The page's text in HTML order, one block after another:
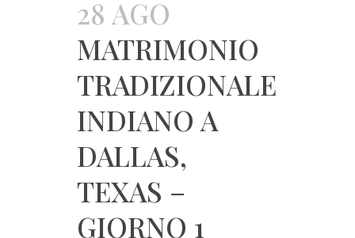
28 AGO
MATRIMONIO
TRADIZIONALE
INDIANO A
DALLAS,
TEXAS –
GIORNO 1